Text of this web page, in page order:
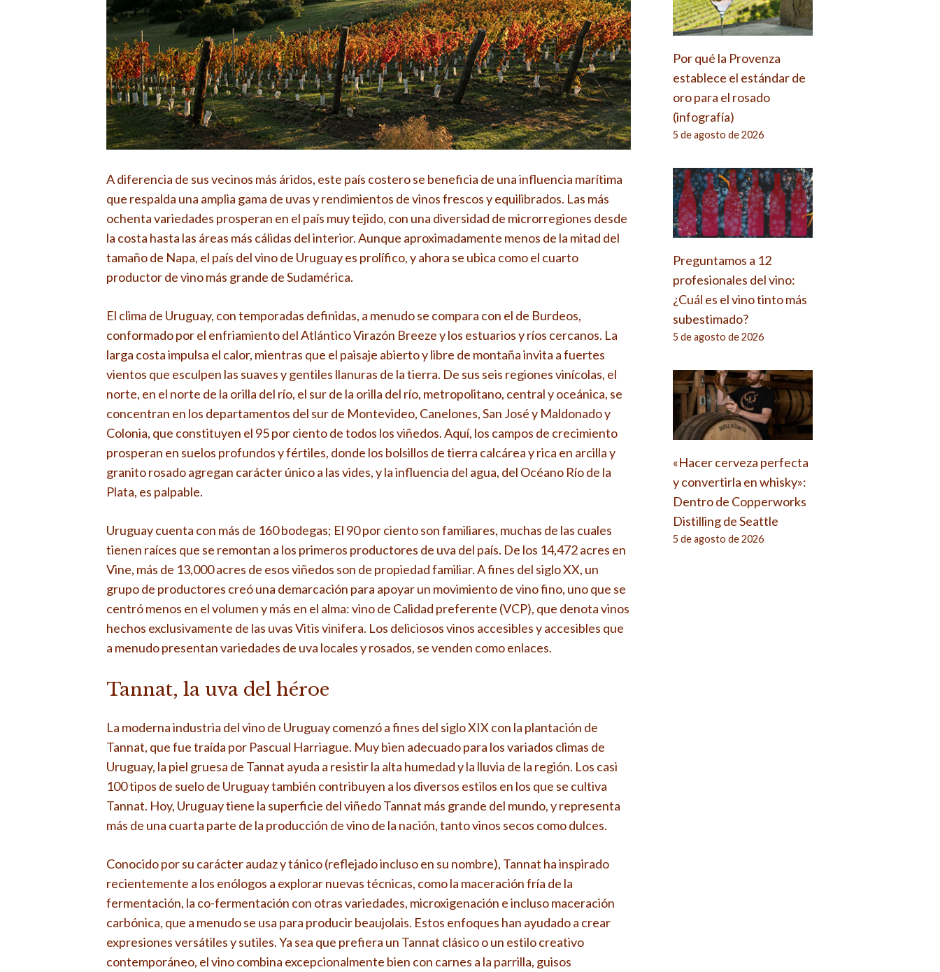
A diferencia de sus vecinos más áridos, este país costero se beneficia de una influencia marítima
que respalda una amplia gama de uvas y rendimientos de vinos frescos y equilibrados. Las más
ochenta variedades prosperan en el país muy tejido, con una diversidad de microrregiones desde
la costa hasta las áreas más cálidas del interior. Aunque aproximadamente menos de la mitad del
tamaño de Napa, el país del vino de Uruguay es prolífico, y ahora se ubica como el cuarto
productor de vino más grande de Sudamérica.
El clima de Uruguay, con temporadas definidas, a menudo se compara con el de Burdeos,
conformado por el enfriamiento del Atlántico Virazón Breeze y los estuarios y ríos cercanos. La
larga costa impulsa el calor, mientras que el paisaje abierto y libre de montaña invita a fuertes
vientos que esculpen las suaves y gentiles llanuras de la tierra. De sus seis regiones vinícolas, el
norte, en el norte de la orilla del río, el sur de la orilla del río, metropolitano, central y oceánica, se
concentran en los departamentos del sur de Montevideo, Canelones, San José y Maldonado y
Colonia, que constituyen el 95 por ciento de todos los viñedos. Aquí, los campos de crecimiento
prosperan en suelos profundos y fértiles, donde los bolsillos de tierra calcárea y rica en arcilla y
granito rosado agregan carácter único a las vides, y la influencia del agua, del Océano Río de la
Plata, es palpable.
Uruguay cuenta con más de 160 bodegas; El 90 por ciento son familiares, muchas de las cuales
tienen raíces que se remontan a los primeros productores de uva del país. De los 14,472 acres en
Vine, más de 13,000 acres de esos viñedos son de propiedad familiar. A fines del siglo XX, un
grupo de productores creó una demarcación para apoyar un movimiento de vino fino, uno que se
centró menos en el volumen y más en el alma: vino de Calidad preferente (VCP), que denota vinos
hechos exclusivamente de las uvas Vitis vinifera. Los deliciosos vinos accesibles y accesibles que
a menudo presentan variedades de uva locales y rosados, se venden como enlaces.
Tannat, la uva del héroe
La moderna industria del vino de Uruguay comenzó a fines del siglo XIX con la plantación de
Tannat, que fue traída por Pascual Harriague. Muy bien adecuado para los variados climas de
Uruguay, la piel gruesa de Tannat ayuda a resistir la alta humedad y la lluvia de la región. Los casi
100 tipos de suelo de Uruguay también contribuyen a los diversos estilos en los que se cultiva
Tannat. Hoy, Uruguay tiene la superficie del viñedo Tannat más grande del mundo, y representa
más de una cuarta parte de la producción de vino de la nación, tanto vinos secos como dulces.
Conocido por su carácter audaz y tánico (reflejado incluso en su nombre), Tannat ha inspirado
recientemente a los enólogos a explorar nuevas técnicas, como la maceración fría de la
fermentación, la co-fermentación con otras variedades, microxigenación e incluso maceración
carbónica, que a menudo se usa para producir beaujolais. Estos enfoques han ayudado a crear
expresiones versátiles y sutiles. Ya sea que prefiera un Tannat clásico o un estilo creativo
contemporáneo, el vino combina excepcionalmente bien con carnes a la parrilla, guisos
Por qué la Provenza
establece el estándar de
oro para el rosado
(infografía)
5 de agosto de 2026
Preguntamos a 12
profesionales del vino:
¿Cuál es el vino tinto más
subestimado?
5 de agosto de 2026
«Hacer cerveza perfecta
y convertirla en whisky»:
Dentro de Copperworks
Distilling de Seattle
5 de agosto de 2026